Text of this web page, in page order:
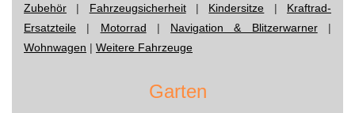
Zubehör | Fahrzeugsicherheit| Kindersitze | Kraftrad-
Ersatzteile | Motorrad | Navigation & Blitzerwarner|
Wohnwagen | Weitere Fahrzeuge
Garten